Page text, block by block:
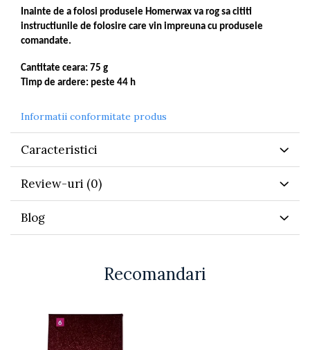
Inainte de a folosi produsele Homerwax va rog sa cititi
instructiunile de folosire care vin impreuna cu produsele
comandate.
Cantitate ceara: 75 g
Timp de ardere: peste 44 h
Informatii conformitate produs
Caracteristici
Review-uri (0)
Blog
Recomandari